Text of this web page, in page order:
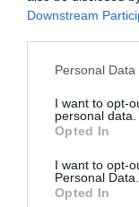
Downstream
Personal
I want to opt-
personal data.
Opted In
I want to opt-
Personal Data.
Opted In